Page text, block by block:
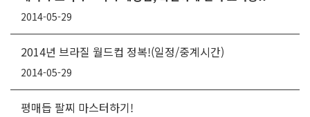
2014-05-29
2014년 브라질 월드컵 정복!(일정/중계시간)
2014-05-29
평매듭 팔찌 마스터하기!